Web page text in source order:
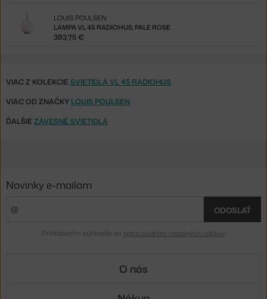
LAMPA VL 45 RADIOHUS, PALE ROSE
LOUIS POULSEN
393,75 €
VIAC Z KOLEKCIE SVIETIDLÁ VL 45 RADIOHUS
VIAC OD ZNAČKY LOUIS POULSEN
ĎALŠIE ZÁVESNÉ SVIETIDLÁ
Novinky e-mailom
ODOSLAŤ
Prihlásením súhlasíte so spracovaním osobných údajov.
O nás